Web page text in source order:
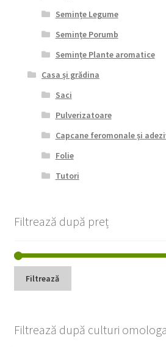
Semințe Legume
Semințe Porumb
Semințe Plante aromatice
Casa și grădina
Saci
Pulverizatoare
Capcane feromonale și
Folie
Tutori
Filtrează după preț
Filtrează
Filtrează după culturi